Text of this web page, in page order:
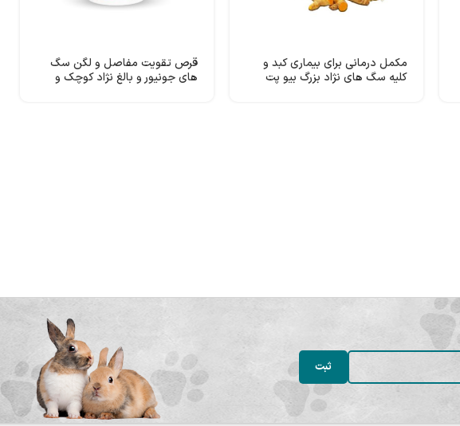
مکمل درمانی برای بیماری کبد و
کلیه سگ های نژاد بزرگ بیو پت
قرص تقویت مفاصل و لگن سگ
های جونیور و بالغ نژاد کوچک و